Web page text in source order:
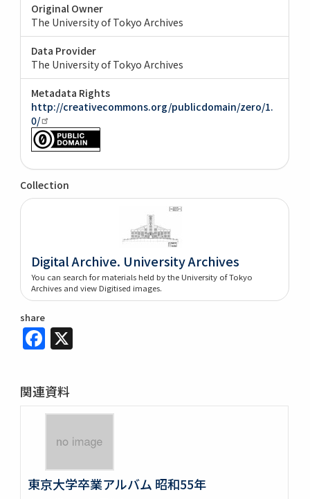
Original Owner
The University of Tokyo Archives
Data Provider
The University of Tokyo Archives
Metadata Rights
http://creativecommons.org/publicdomain/zero/1.
0/
Collection
Digital Archive. University Archives
You can search for materials held by the University of Tokyo
Archives and view Digitised images.
share
Facebook
関連資料
東京大学卒業アルバム 昭和55年